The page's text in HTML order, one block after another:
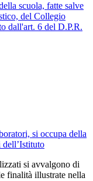
scuola, fatte salve
del Collegio
dall'art. 6 del D.P.R.
si occupa della
si avvalgono di
finalità illustrate nella